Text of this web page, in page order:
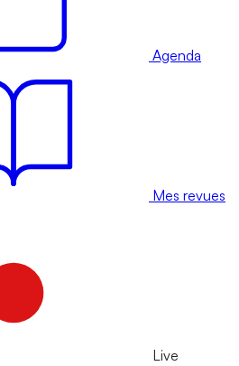
Agenda
Mes revues
Live